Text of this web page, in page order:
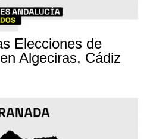
Elecciones de
Algeciras, Cádiz